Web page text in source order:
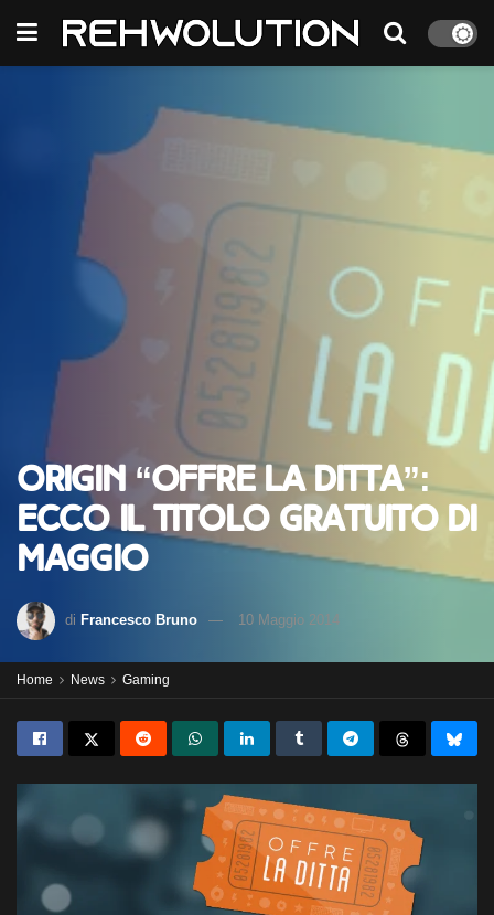
Origin “Offre la ditta”:
ecco il titolo gratuito di
Maggio
di Francesco Bruno 10 Maggio 2014
Home News Gaming